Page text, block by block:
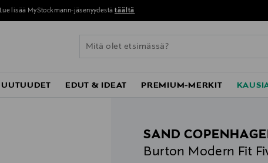
Lue lisää MyStockmann-jäsenyydestä täältä
UUTUUDET EDUT & IDEAT PREMIUM-MERKIT
SAND
Burton Modern Fit